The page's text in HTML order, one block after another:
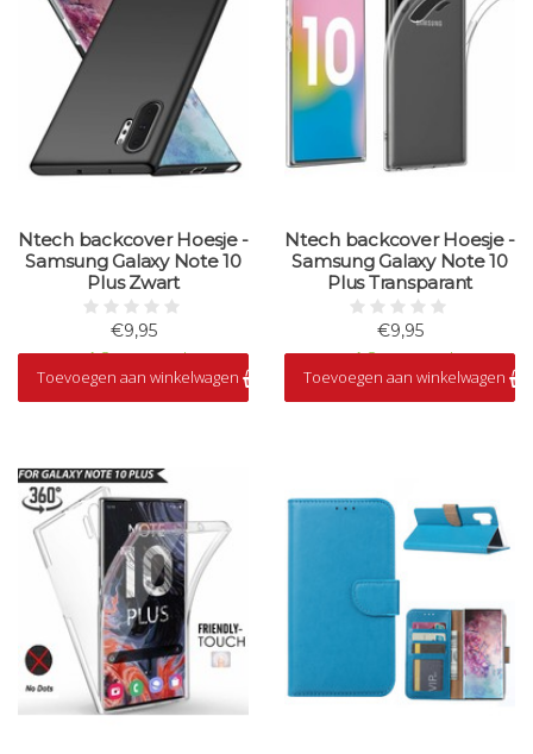
Ntech backcover Hoesje -
Samsung Galaxy Note 10
Plus Zwart
€9,95
Op voorraad
Toevoegen aan winkelwagen
Ntech backcover Hoesje -
Samsung Galaxy Note 10
Plus Transparant
€9,95
Op voorraad
Toevoegen aan winkelwagen